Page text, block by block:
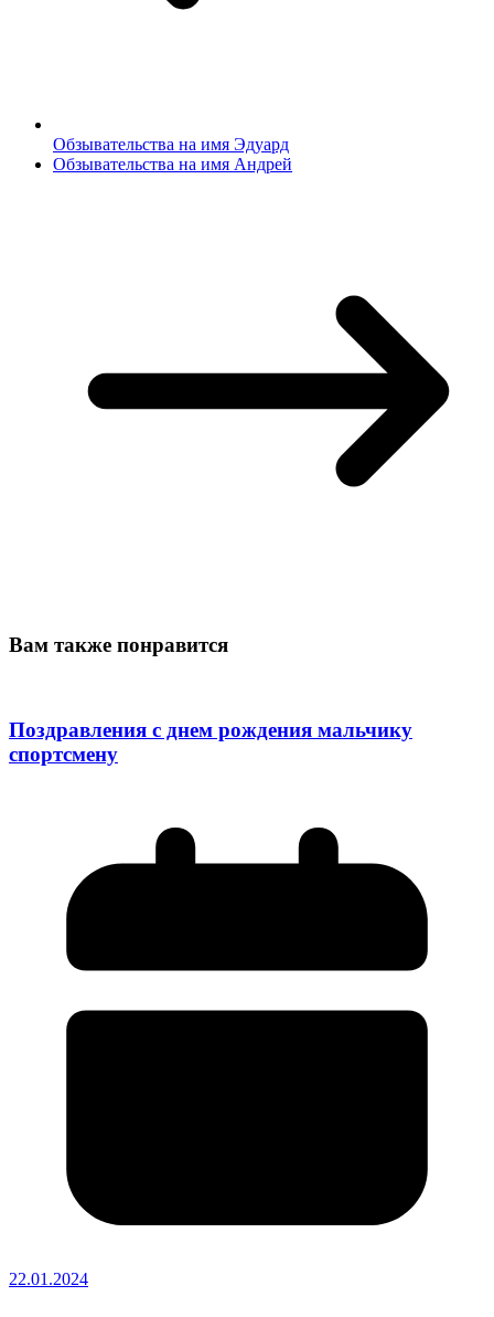
Обзывательства на имя Эдуард
Обзывательства на имя Андрей
Вам также понравится
Поздравления с днем рождения мальчику
спортсмену
22.01.2024